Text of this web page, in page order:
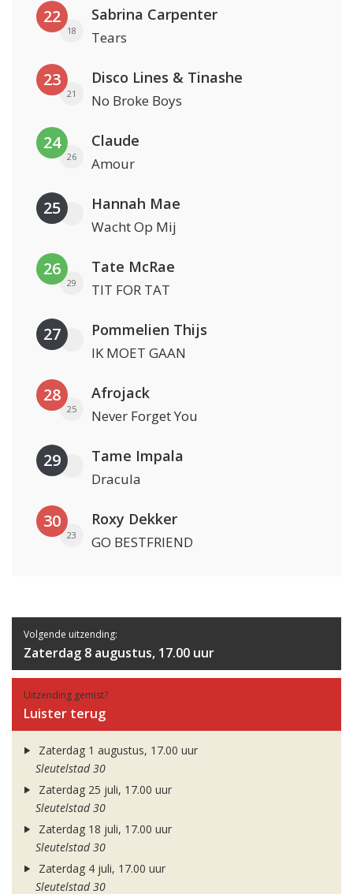
22
18
Sabrina Carpenter
Tears
23
21
Disco Lines & Tinashe
No Broke Boys
24
26
Claude
Amour
25 Hannah Mae
Wacht Op Mij
26
29
Tate McRae
TIT FOR TAT
27 Pommelien Thijs
IK MOET GAAN
28
25
Afrojack
Never Forget You
29 Tame Impala
Dracula
30
23
Roxy Dekker
GO BESTFRIEND
Volgende uitzending:
Zaterdag 8 augustus, 17.00 uur
Uitzending gemist?
Luister terug
Zaterdag 1 augustus, 17.00 uur
Sleutelstad 30
Zaterdag 25 juli, 17.00 uur
Sleutelstad 30
Zaterdag 18 juli, 17.00 uur
Sleutelstad 30
Zaterdag 4 juli, 17.00 uur
Sleutelstad 30